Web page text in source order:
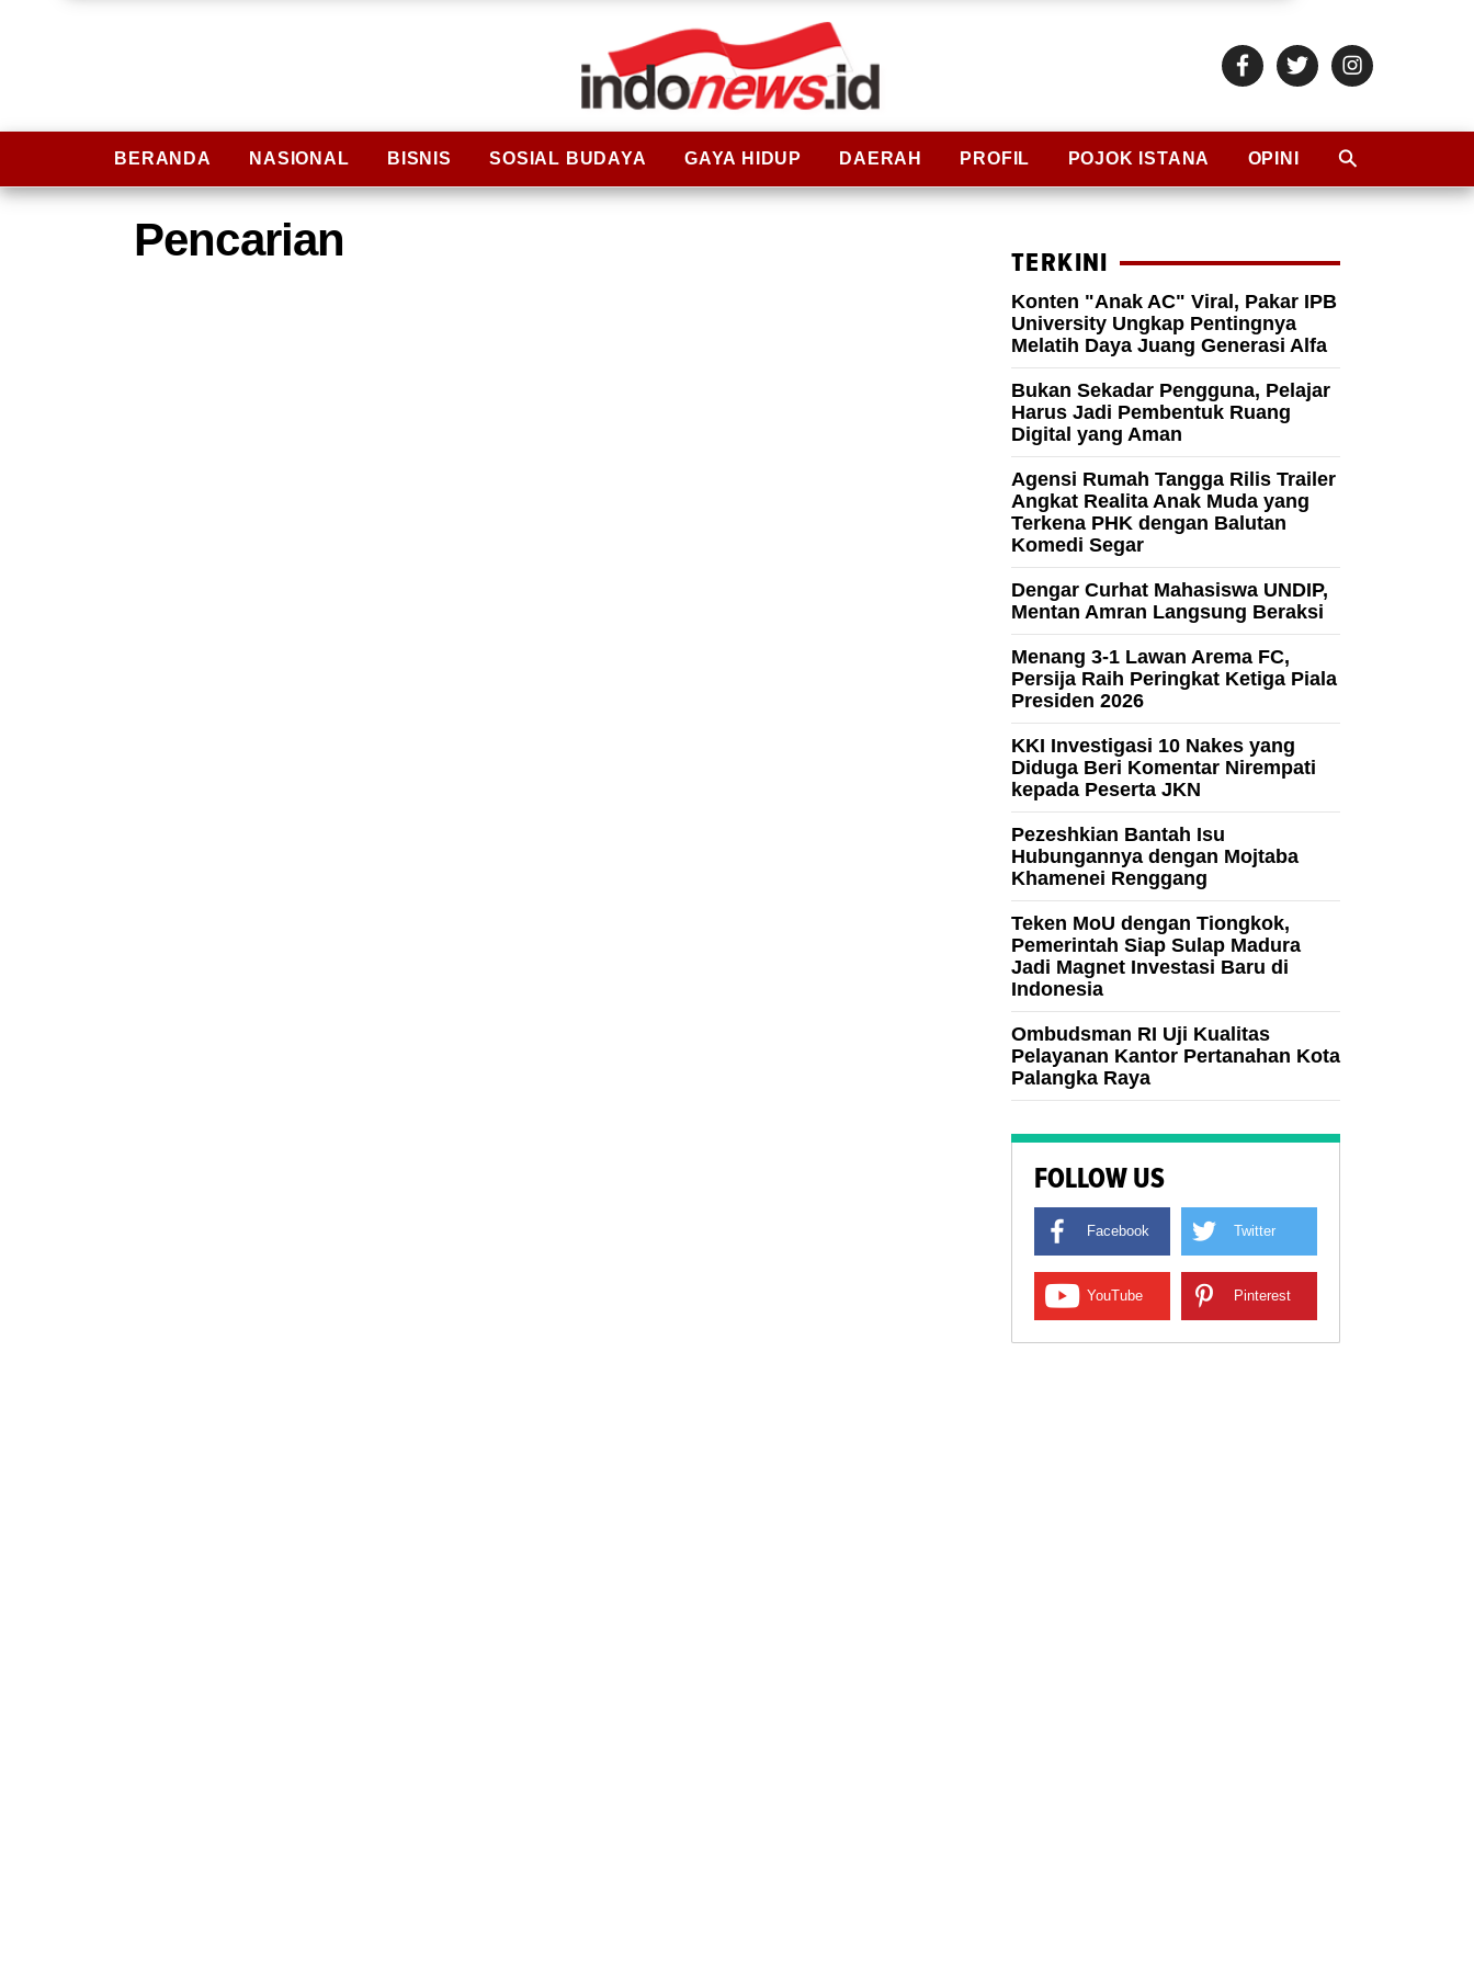
BERANDA NASIONAL BISNIS SOSIAL BUDAYA GAYA HIDUP DAERAH PROFIL POJOK ISTANA OPINI
Pencarian TERKINI
Konten "Anak AC" Viral, Pakar IPB
University Ungkap Pentingnya
Melatih Daya Juang Generasi Alfa
Bukan Sekadar Pengguna, Pelajar
Harus Jadi Pembentuk Ruang
Digital yang Aman
Agensi Rumah Tangga Rilis Trailer
Angkat Realita Anak Muda yang
Terkena PHK dengan Balutan
Komedi Segar
Dengar Curhat Mahasiswa UNDIP,
Mentan Amran Langsung Beraksi
Menang 3-1 Lawan Arema FC,
Persija Raih Peringkat Ketiga Piala
Presiden 2026
KKI Investigasi 10 Nakes yang
Diduga Beri Komentar Nirempati
kepada Peserta JKN
Pezeshkian Bantah Isu
Hubungannya dengan Mojtaba
Khamenei Renggang
Teken MoU dengan Tiongkok,
Pemerintah Siap Sulap Madura
Jadi Magnet Investasi Baru di
Indonesia
Ombudsman RI Uji Kualitas
Pelayanan Kantor Pertanahan Kota
Palangka Raya
FOLLOW US
Facebook Twitter
YouTube Pinterest